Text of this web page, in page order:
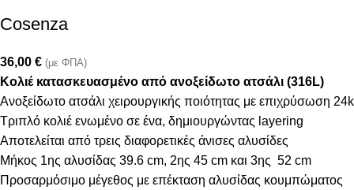
Cosenza
36,00 € (με ΦΠΑ)
Κολιέ κατασκευασμένο από ανοξείδωτο ατσάλι (316L)
Ανοξείδωτο ατσάλι χειρουργικής ποιότητας με επιχρύσωση 24k
Τριπλό κολιέ ενωμένο σε ένα, δημιουργώντας layering
Αποτελείται από τρεις διαφορετικές άνισες αλυσίδες
Μήκος 1ης αλυσίδας 39.6 cm, 2ης 45 cm και 3ης 52 cm
Προσαρμόσιμο μέγεθος με επέκταση αλυσίδας κουμπώματος